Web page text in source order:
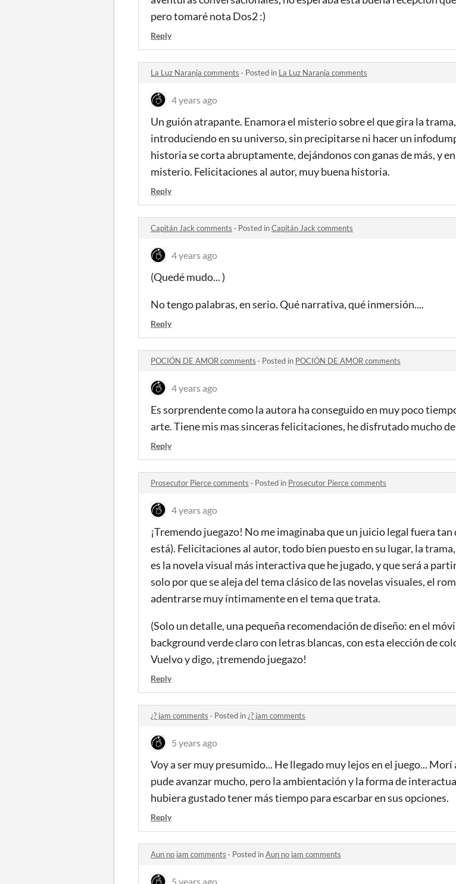
pero tomaré nota Dos2 :)
Reply
La Luz Naranja comments · Posted in La Luz Naranja comments
4 years ago
Un guión atrapante. Enamora el misterio sobre el que gira la
introduciendo en su universo, sin precipitarse ni hacer un
historia se corta abruptamente, dejándonos con ganas de más, y
misterio. Felicitaciones al autor, muy buena historia.
Reply
Capitán Jack comments · Posted inCapitán Jack comments
4 years ago
(Quedé mudo... )
No tengo palabras, en serio. Qué narrativa, qué inmersión....
Reply
POCIÓN DE AMOR comments · Posted in POCIÓN DE AMOR comments
4 years ago
Es sorprendente como la autora ha conseguido en muy poco
arte. Tiene mis mas sinceras felicitaciones, he disfrutado mucho
Reply
Prosecutor Pierce comments · Posted in Prosecutor Pierce comments
4 years ago
¡Tremendo juegazo! No me imaginaba que un juicio legal fuera
está). Felicitaciones al autor, todo bien puesto en su lugar, la
es la novela visual más interactiva que he jugado, y que será a
solo por que se aleja del tema clásico de las novelas visuales, el
adentrarse muy íntimamente en el tema que trata.
(Solo un detalle, una pequeña recomendación de diseño: en el
background verde claro con letras blancas, con esta elección de
Vuelvo y digo, ¡tremendo juegazo!
Reply
¿? jam comments · Posted in¿? jam comments
5 years ago
Voy a ser muy presumido... He llegado muy lejos en el juego...
pude avanzar mucho, pero la ambientación y la forma de
hubiera gustado tener más tiempo para escarbar en sus opciones.
Reply
Aun no jam comments · Posted inAun no jam comments
5 years ago